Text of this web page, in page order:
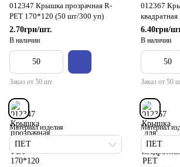
012347 Крышка прозрачная R-
PET 170*120 (50 шт/300 уп)
2.70грн/шт.
В наличии
Заказ от 50 шт.
Материал изделия
ПЕТ
012367
шт/300 уп)
6.40грн/
В наличии
Заказ от 50
Материал
ПЕТ